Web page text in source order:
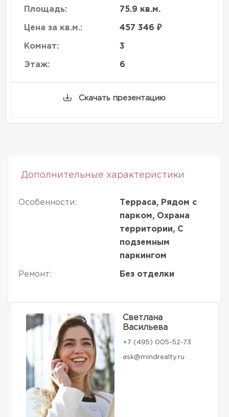
Площадь: 75.9 кв.м.
Цена за кв.м.: 457 346 ₽
Комнат: 3
Этаж: 6
Скачать презентацию
Дополнительные характеристики
Особенности:
Терраса, Рядом с
парком, Охрана
территории, С
подземным
паркингом
Ремонт: Без отделки
Светлана
Васильева
+7 (495) 005-52-73
ask@mindrealty.ru